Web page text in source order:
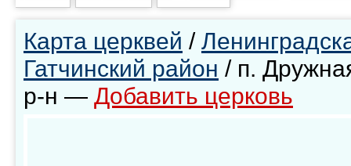
Карта церквей /
Гатчинский район / п.
р-н — Добавить церковь